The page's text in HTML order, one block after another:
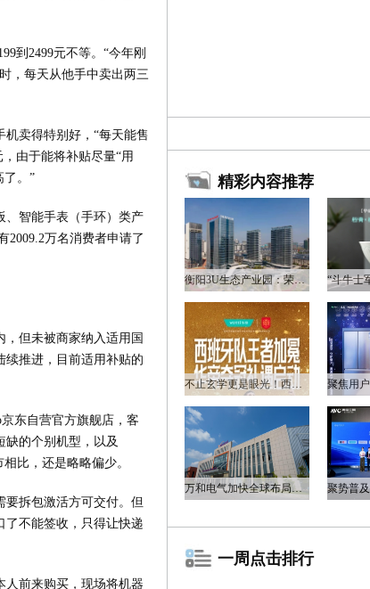
到2499元不等。“今年刚
，每天从他手中卖出两三
卖得特别好，“每天能售
由于能将补贴尽量“用
了。”
、智能手表（手环）类产
2009.2万名消费者申请了
但未被商家纳入适用国
续推进，目前适用补贴的
东自营官方旗舰店，客
缺的个别机型，以及
比，还是略略偏少。
要拆包激活方可交付。但
了不能签收，只得让快递
人前来购买，现场将机器
精彩内容推荐
衡阳3U生态产业园：荣电集团的政企合作新答卷
不止玄学更是眼光！西班牙队夺冠，华帝火速官宣启动兑奖福利
万和电气加快全球布局，海外营收占比升至四成
一周点击排行